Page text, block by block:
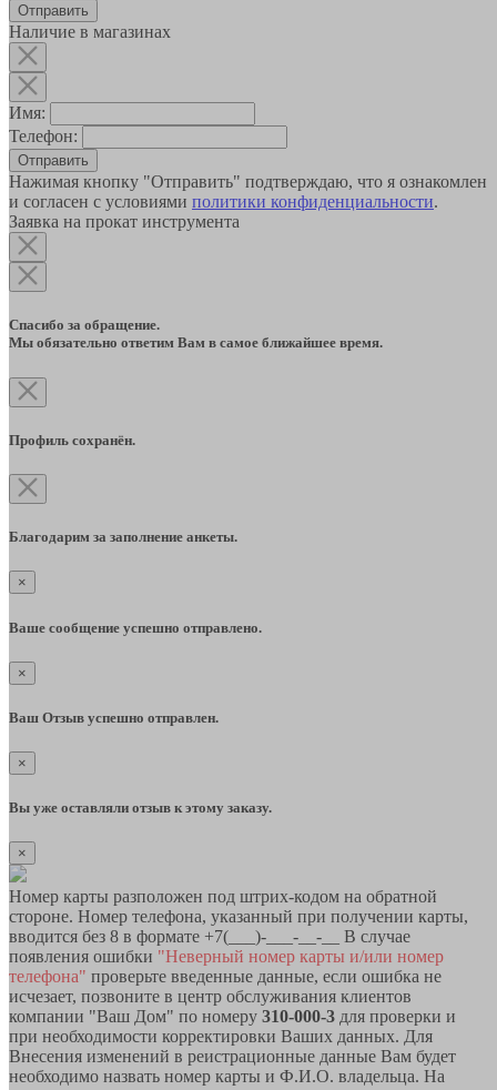
Наличие в магазинах
Имя:
Телефон:
Отправить
Нажимая кнопку "Отправить" подтверждаю, что я ознакомлен
и согласен с условиями политики конфиденциальности.
Заявка на прокат инструмента
Спасибо за обращение.
Мы обязательно ответим Вам в самое ближайшее время.
Профиль сохранён.
Благодарим за заполнение анкеты.
×
Ваше сообщение успешно отправлено.
×
Ваш Отзыв успешно отправлен.
×
Вы уже оставляли отзыв к этому заказу.
×
Номер карты разположен под штрих-кодом на обратной
стороне. Номер телефона, указанный при получении карты,
вводится без 8 в формате +7(___)-___-__-__ В случае
появления ошибки "Неверный номер карты и/или номер
телефона" проверьте введенные данные, если ошибка не
исчезает, позвоните в центр обслуживания клиентов
компании "Ваш Дом" по номеру 310-000-3 для проверки и
при необходимости корректировки Ваших данных. Для
Внесения изменений в реистрационные данные Вам будет
необходимо назвать номер карты и Ф.И.О. владельца. На